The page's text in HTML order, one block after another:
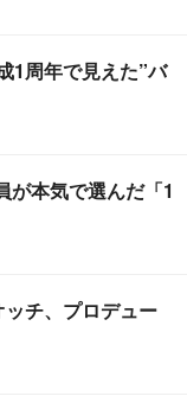
1周年で見えた”バ
が本気で選んだ「1
ッチ、プロデュー